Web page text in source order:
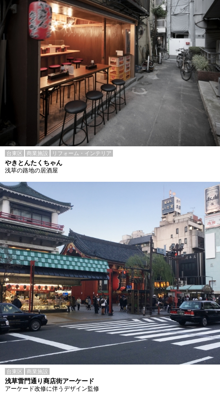
台東区 商業施設 リフォーム・インテリア
やきとんたくちゃん
浅草の路地の居酒屋
台東区 商業施設
浅草雷門通り商店街アーケード
アーケード改修に伴うデザイン監修